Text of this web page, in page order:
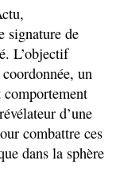
signature de
L’objectif
un
comportement
d’une
combattre ces
dans la sphère